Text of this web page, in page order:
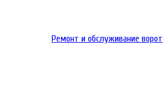
Ремонт и обслуживание ворот